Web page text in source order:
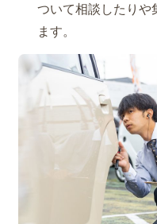
ついて相談したりや
ます。